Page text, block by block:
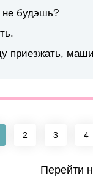
будэшь?
приезжать,
2 3 4
Перейти